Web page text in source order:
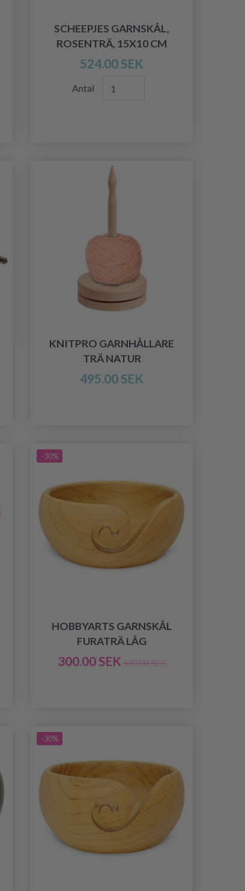
SCHEEPJES GARNSKÅL,
ROSENTRÄ, 15X10 CM
524.00 SEK
Antal
KNITPRO GARNHÅLLARE
TRÄ NATUR
495.00 SEK
-30%
HOBBYARTS GARNSKÅL
FURATRÄ LÅG
300.00 SEK 430.00 SEK
-30%